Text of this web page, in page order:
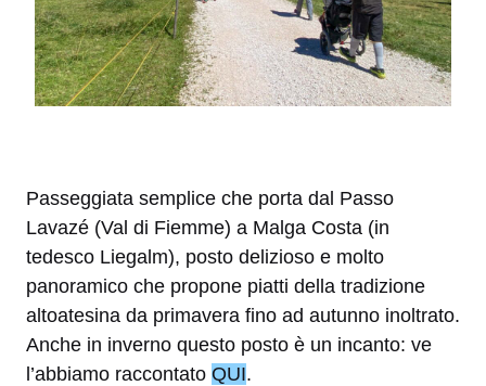
Passeggiata semplice che porta dal Passo
Lavazé (Val di Fiemme) a Malga Costa (in
tedesco Liegalm), posto delizioso e molto
panoramico che propone piatti della tradizione
altoatesina da primavera fino ad autunno inoltrato.
Anche in inverno questo posto è un incanto: ve
l’abbiamo raccontato QUI.